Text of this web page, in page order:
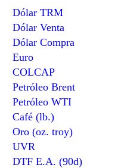
Dólar TRM
Dólar Venta
Dólar Compra
Euro
COLCAP
Petróleo Brent
Petróleo WTI
Café (lb.)
Oro (oz. troy)
UVR
DTF E.A. (90d)